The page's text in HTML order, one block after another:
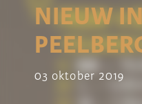
NIEUW
03 oktober 2019